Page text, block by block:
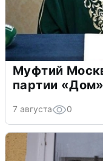
Муфтий
партии «Дом»
7 августа 0